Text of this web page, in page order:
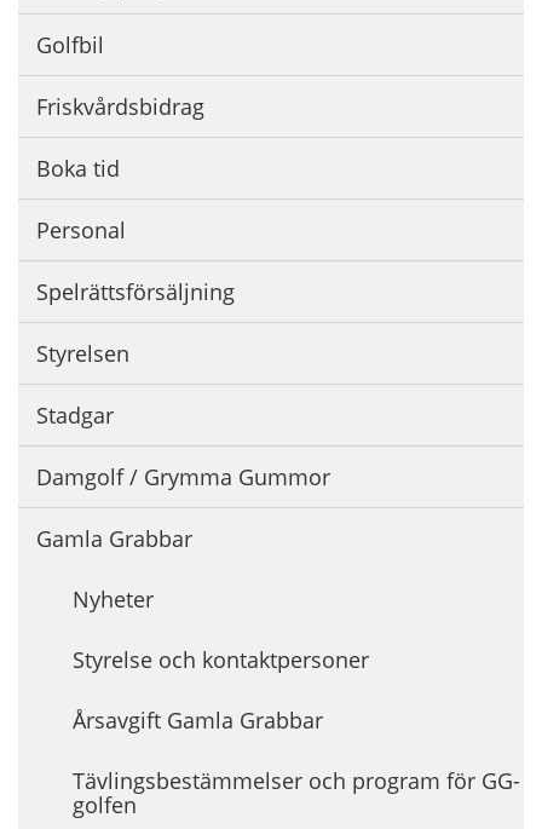
Golfbil
Friskvårdsbidrag
Boka tid
Personal
Spelrättsförsäljning
Styrelsen
Stadgar
Damgolf / Grymma Gummor
Gamla Grabbar
Nyheter
Styrelse och kontaktpersoner
Årsavgift Gamla Grabbar
Tävlingsbestämmelser och program för GG-
golfen